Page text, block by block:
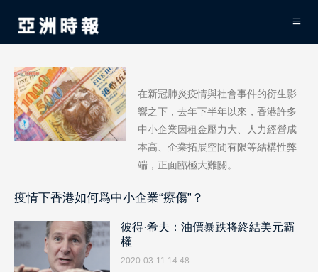
疫情下香港如何爲中小企業“療傷”？
在新冠肺炎疫情與社會事件的衍生影
響之下，去年下半年以來，香港許多
中小企業因租金壓力大、人力經營成
本高、企業拓展空間有限等結構性弊
端，正面臨極大難關。
彼得·希夫：油價暴跌将終結美元霸
權
2020-03-11 14:48